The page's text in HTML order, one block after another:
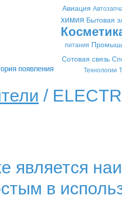
Авиация
химия Бытовая
питания
Сотовая связь
Технологии
/
является
в